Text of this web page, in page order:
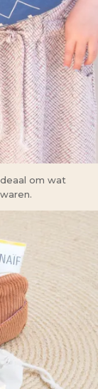
om wat